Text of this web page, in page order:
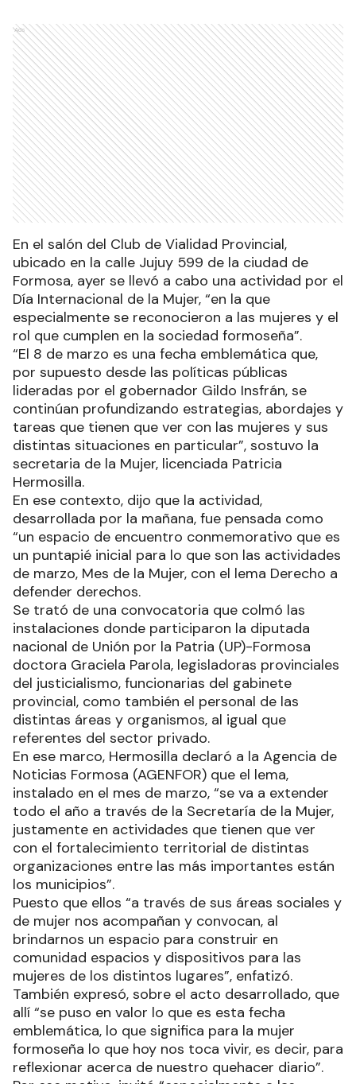
Ads
En el salón del Club de Vialidad Provincial,
ubicado en la calle Jujuy 599 de la ciudad de
Formosa, ayer se llevó a cabo una actividad por el
Día Internacional de la Mujer, “en la que
especialmente se reconocieron a las mujeres y el
rol que cumplen en la sociedad formoseña”.
“El 8 de marzo es una fecha emblemática que,
por supuesto desde las políticas públicas
lideradas por el gobernador Gildo Insfrán, se
continúan profundizando estrategias, abordajes y
tareas que tienen que ver con las mujeres y sus
distintas situaciones en particular”, sostuvo la
secretaria de la Mujer, licenciada Patricia
Hermosilla.
En ese contexto, dijo que la actividad,
desarrollada por la mañana, fue pensada como
“un espacio de encuentro conmemorativo que es
un puntapié inicial para lo que son las actividades
de marzo, Mes de la Mujer, con el lema Derecho a
defender derechos.
Se trató de una convocatoria que colmó las
instalaciones donde participaron la diputada
nacional de Unión por la Patria (UP)-Formosa
doctora Graciela Parola, legisladoras provinciales
del justicialismo, funcionarias del gabinete
provincial, como también el personal de las
distintas áreas y organismos, al igual que
referentes del sector privado.
En ese marco, Hermosilla declaró a la Agencia de
Noticias Formosa (AGENFOR) que el lema,
instalado en el mes de marzo, “se va a extender
todo el año a través de la Secretaría de la Mujer,
justamente en actividades que tienen que ver
con el fortalecimiento territorial de distintas
organizaciones entre las más importantes están
los municipios”.
Puesto que ellos “a través de sus áreas sociales y
de mujer nos acompañan y convocan, al
brindarnos un espacio para construir en
comunidad espacios y dispositivos para las
mujeres de los distintos lugares”, enfatizó.
También expresó, sobre el acto desarrollado, que
allí “se puso en valor lo que es esta fecha
emblemática, lo que significa para la mujer
formoseña lo que hoy nos toca vivir, es decir, para
reflexionar acerca de nuestro quehacer diario”.